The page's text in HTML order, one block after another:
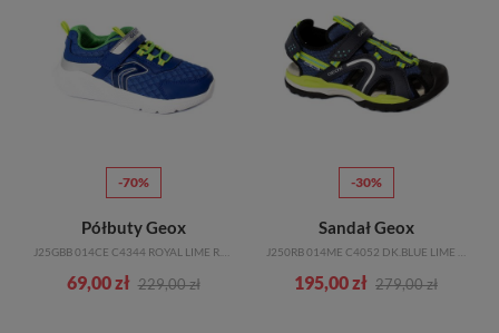
-70%
Półbuty Geox
69,00 zł 229,00 zł
-30%
Sandał Geox
195,00 zł 279,00 zł